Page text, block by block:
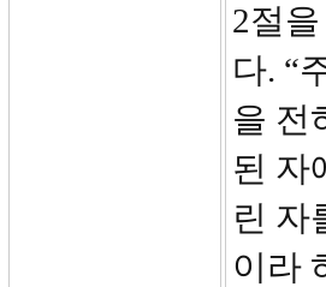
2절
다. “
을 전
된 자
린 자
이라